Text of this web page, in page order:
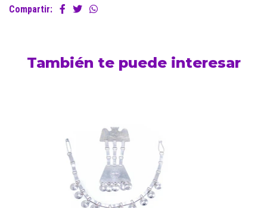
Compartir:
También te puede interesar